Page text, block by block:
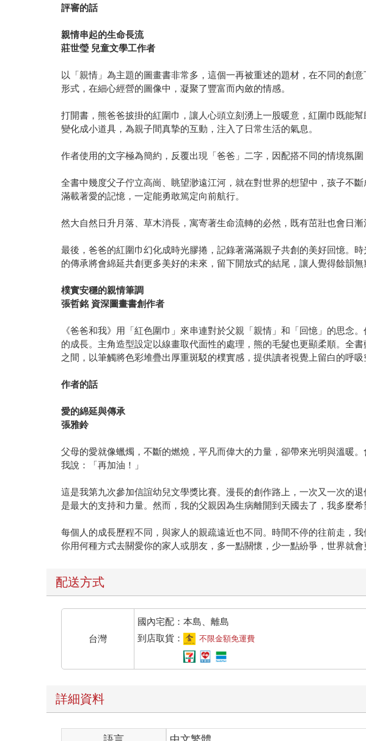
評審的話
親情串起的生命長流
莊世瑩 兒童文學工作者
以「親情」為主題的圖畫書非常多，這個一再被重述的題材，在不同的創
形式，在細心經營的圖像中，凝聚了豐富而內斂的情感。
打開書，熊爸爸披掛的紅圍巾，讓人心頭立刻湧上一股暖意，紅圍巾既能
變化成小道具，為親子間真摯的互動，注入了日常生活的氣息。
作者使用的文字極為簡約，反覆出現「爸爸」二字，因配搭不同的情境氛
全書中幾度父子佇立高崗、眺望渺遠江河，就在對世界的想望中，孩子不
滿載著愛的記憶，一定能勇敢篤定向前航行。
然大自然日升月落、草木消長，寓寄著生命流轉的必然，既有茁壯也會日
最後，爸爸的紅圍巾幻化成時光膠捲，記錄著滿滿親子共創的美好回憶。
的傳承將會綿延共創更多美好的未來，留下開放式的結尾，讓人覺得餘韻無
樸實安穩的親情筆調
張哲銘 資深圖畫書創作者
《爸爸和我》用「紅色圍巾」來串連對於父親「親情」和「回憶」的思念
的成長。主角造型設定以線畫取代面性的處理，熊的毛髮也更顯柔順。全
之間，以筆觸將色彩堆疊出厚重斑駁的樸實感，提供讀者視覺上留白的呼
作者的話
愛的綿延與傳承
張雅鈴
父母的愛就像蠟燭，不斷的燃燒，平凡而偉大的力量，卻帶來光明與溫暖
我說：「再加油！」
這是我第九次參加信誼幼兒文學獎比賽。漫長的創作路上，一次又一次的
是最大的支持和力量。然而，我的父親因為生病離開到天國去了，我多麼希
每個人的成長歷程不同，與家人的親疏遠近也不同。時間不停的往前走，
你用何種方式去關愛你的家人或朋友，多一點關懷，少一點紛爭，世界就
配送方式
台灣
國內宅配：本島、離島
到店取貨：
不限金額免運費
詳細資料